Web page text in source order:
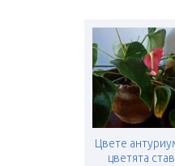
Цвете
цветята